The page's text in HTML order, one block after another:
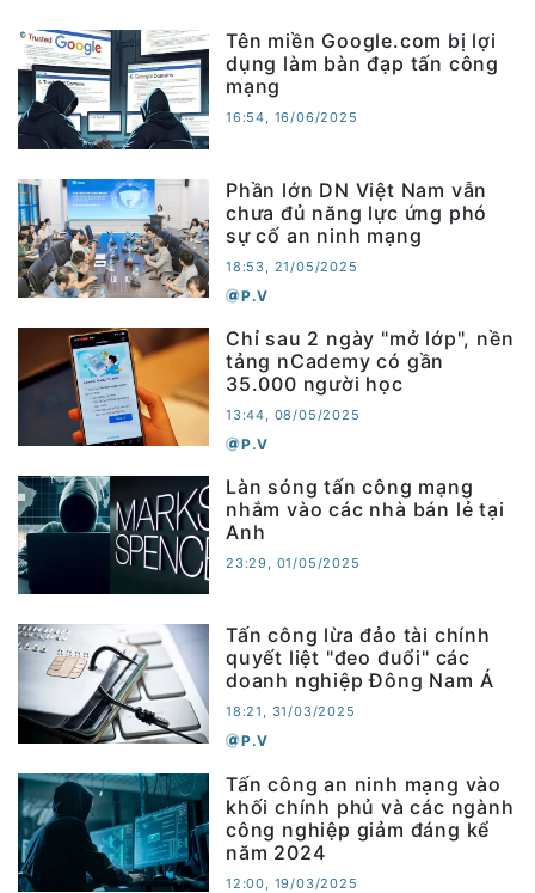
Tên miền Google.com bị lợi
dụng làm bàn đạp tấn công
mạng
16:54, 16/06/2025
Phần lớn DN Việt Nam vẫn
chưa đủ năng lực ứng phó
sự cố an ninh mạng
18:53, 21/05/2025
P.V
Chỉ sau 2 ngày "mở lớp", nền
tảng nCademy có gần
35.000 người học
13:44, 08/05/2025
P.V
Làn sóng tấn công mạng
nhắm vào các nhà bán lẻ tại
Anh
23:29, 01/05/2025
Tấn công lừa đảo tài chính
quyết liệt "đeo đuổi" các
doanh nghiệp Đông Nam Á
18:21, 31/03/2025
P.V
Tấn công an ninh mạng vào
khối chính phủ và các ngành
công nghiệp giảm đáng kể
năm 2024
12:00, 19/03/2025